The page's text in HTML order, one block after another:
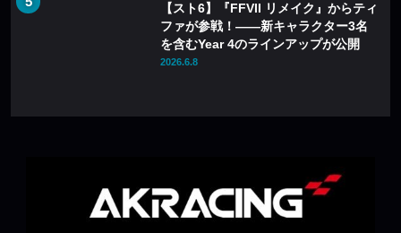
【スト6】『FFVII リメイク』からティ
ファが参戦！――新キャラクター3名
を含むYear 4のラインアップが公開
2026.6.8